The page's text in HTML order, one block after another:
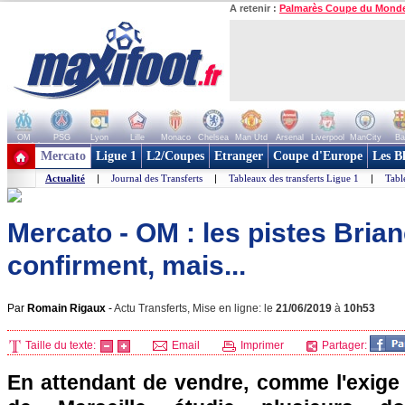
A retenir : Palmarès Coupe du
OM PSG Lyon Lille Monaco Chelsea Man Utd Arsenal Liverpool ManCity
+ de clubs
Mercato Ligue 1 L2/Coupes Etranger Coupe d'Europe Les
Actualité | Journal des Transferts | Tableaux des transferts Ligue 1 |
Mercato - OM : les pistes
confirment, mais...
Par Romain Rigaux -Actu Transferts, Mise en ligne: le 21/06/2019 à 10h53
Taille du texte: Email Imprimer Partager:
En attendant de vendre, comme